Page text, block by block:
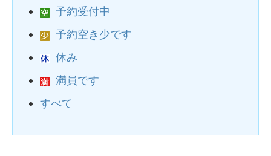
予約受付中
予約空き少です
休み
満員です
すべて